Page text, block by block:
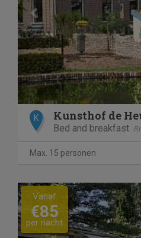
K Kunsthof de
Bed and breakfast
Max. 15 personen
Previous
Vanaf
€85
per nacht